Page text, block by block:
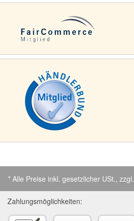
* Alle Preise inkl. gesetzlicher USt., zzgl.
Zahlungsmöglichkeiten: